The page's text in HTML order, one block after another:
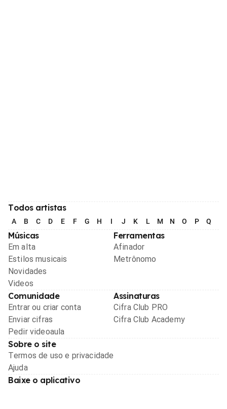
Todos artistas
A B C D E F G H I J K L M N O P Q
Músicas
Em alta
Estilos musicais
Novidades
Videos
Ferramentas
Afinador
Metrônomo
Comunidade
Entrar ou criar conta
Enviar cifras
Pedir videoaula
Assinaturas
Cifra Club PRO
Cifra Club Academy
Sobre o site
Termos de uso e privacidade
Ajuda
Baixe o aplicativo